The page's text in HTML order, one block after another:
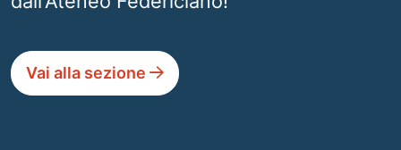
Vai alla sezione